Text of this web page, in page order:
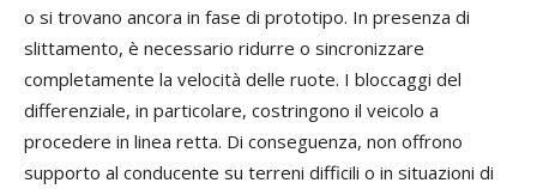
o si trovano ancora in fase di prototipo. In presenza di
slittamento, è necessario ridurre o sincronizzare
completamente la velocità delle ruote. I bloccaggi del
differenziale, in particolare, costringono il veicolo a
procedere in linea retta. Di conseguenza, non offrono
supporto al conducente su terreni difficili o in situazioni di